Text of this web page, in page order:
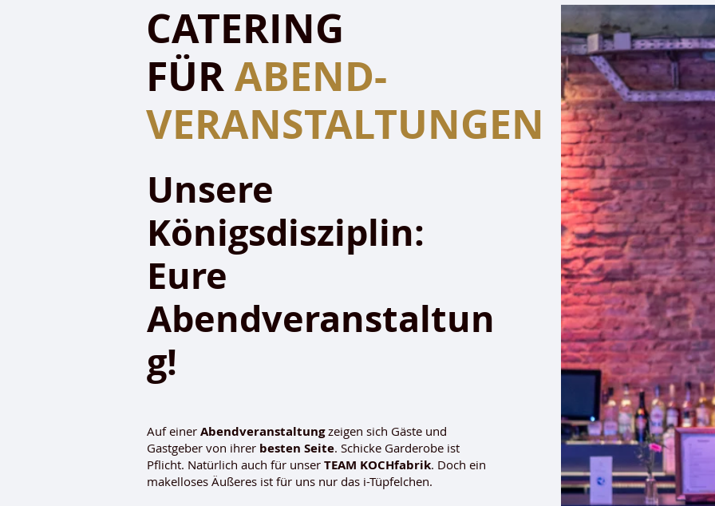
CATERING
FÜRABEND-
VERANSTALTUNGEN
Unsere
Königsdisziplin:
Eure
Abendveranstaltun
g!
Auf einer Abendveranstaltungzeigen sich Gäste und
Gastgeber von ihrer besten Seite. Schicke Garderobe ist
Pflicht. Natürlich auch für unser TEAM KOCHfabrik. Doch ein
makelloses Äußeres ist für uns nur das i-Tüpfelchen.